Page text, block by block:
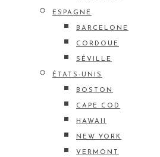
ESPAGNE
BARCELONE
CORDOUE
SÉVILLE
ÉTATS-UNIS
BOSTON
CAPE COD
HAWAII
NEW YORK
VERMONT